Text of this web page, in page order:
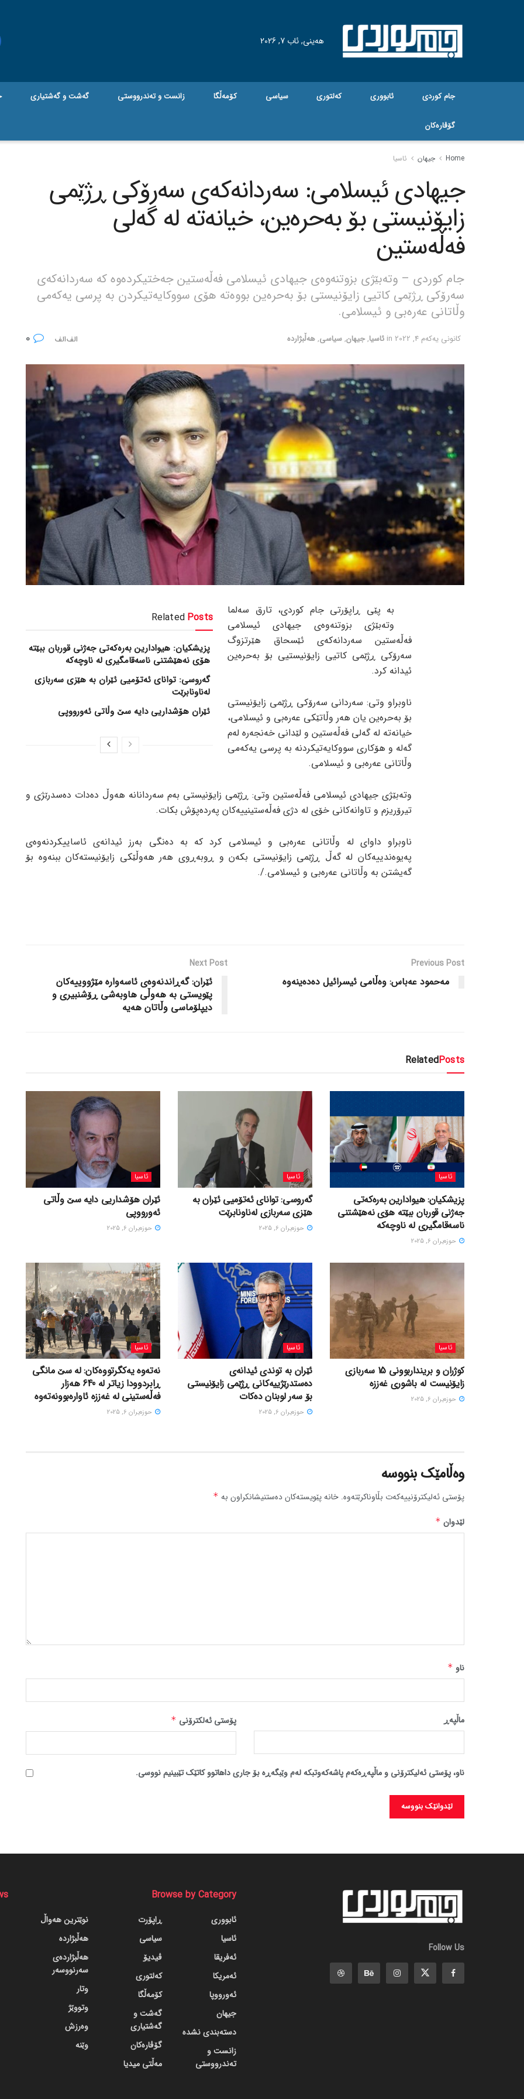
هه‌ینی, ئاب 7, 2026
جام کوردی ئابووری کەلتوری سیاسی کۆمەڵگا زانست و تەندرووستی گه‌شت و گه‌شتیاری
گۆڤاره‌کان
Home جیهان ئاسیا
جیهادی ئیسلامی: سەردانەکەی سەرۆکی ڕژێمی
زایۆنیستی بۆ بەحرەین، خیانەتە لە گەلی
فەڵەستین
جام کوردی – وتەبێژی بزوتنەوەی جیهادی ئیسلامی فەڵەستین جەختیکردەوە کە سەردانەکەی
سەرۆکی ڕژێمی کاتیی زایۆنیستی بۆ بەحرەین بووەتە هۆی سووکایەتیکردن بە پرسی یەکەمی
وڵاتانی عەرەبی و ئیسلامی.
كانونی یه‌كه‌م 4, 2022 in ئاسیا,جیهان,سیاسی,هەڵبژاردە
Related Posts
پزیشکیان: هیوادارین بەرەکەتی جەژنی قوربان ببێتە
هۆی نەهێشتنی ناسەقامگیری لە ناوچەکە
گەروسی: توانای ئەتۆمیی ئێران بە هێزی سەربازی
لەناونابرێت
ئێران هۆشداریی دایە سێ وڵاتی ئەورووپی
بە پێی ڕاپۆرتی جام کوردی، تارق سەلما
وتەبێژی بزوتنەوەی جیهادی ئیسلامی
فەڵەستین سەردانەکەی ئێسحاق هێرتزوگ
سەرۆکی ڕژێمی کاتیی زایۆنیستیی بۆ بەحرەین
ئیدانە کرد.
ناوبراو وتی: سەردانی سەرۆکی ڕژێمی زایۆنیستی
بۆ بەحرەین یان هەر وڵاتێکی عەرەبی و ئیسلامی،
خیانەتە لە گەلی فەڵەستین و لێدانی خەنجەرە لەم
گەلە و هۆکاری سووکایەتیکردنە بە پرسی یەکەمی
وڵاتانی عەرەبی و ئیسلامی.
وتەبێژی جیهادی ئیسلامی فەڵەستین وتی: ڕژێمی زایۆنیستی بەم سەردانانە هەوڵ دەدات دەسدرێژی و
تیرۆریزم و تاوانەکانی خۆی لە دژی فەڵەستینییەکان پەردەپۆش بکات.
ناوبراو داوای لە وڵاتانی عەرەبی و ئیسلامی کرد کە بە دەنگی بەرز ئیدانەی ئاساییکردنەوەی
پەیوەندییەکان لە گەڵ ڕژێمی زایۆنیستی بکەن و ڕوبەڕوی هەر هەوڵێکی زایۆنیستەکان ببنەوە بۆ
گەیشتن بە وڵاتانی عەرەبی و ئیسلامی./.
Previous Post
مەحمود عەباس: وەڵامی ئیسرائیل دەدەینەوە
Next Post
ئێران: گەڕاندنەوەی ئاسەوارە مێژووییەکان
پێویستی بە هەوڵی هاوبەشی ڕۆشنبیری و
دیپلۆماسی وڵاتان هەیە
RelatedPosts
ئاسیا
پزیشکیان: هیوادارین بەرەکەتی
جەژنی قوربان ببێتە هۆی نەهێشتنی
ناسەقامگیری لە ناوچەکە
حوزه‌یران 6, 2025
ئاسیا
گەروسی: توانای ئەتۆمیی ئێران بە
هێزی سەربازی لەناونابرێت
حوزه‌یران 6, 2025
ئاسیا
ئێران هۆشداریی دایە سێ وڵاتی
ئەورووپی
حوزه‌یران 6, 2025
ئاسیا
کوژران و برینداربوونی 15 سەربازی
زایۆنیست لە باشوری غەززە
حوزه‌یران 6, 2025
ئاسیا
ئێران بە توندی ئیدانەی
دەستدرێژییەکانی ڕژێمی زایۆنیستی
بۆ سەر لوبنان دەکات
حوزه‌یران 6, 2025
ئاسیا
نەتەوە یەکگرتووەکان: لە سێ مانگی
ڕابردوودا زیاتر لە 640 هەزار
فەڵەستینی لە غەززە ئاوارەبوونەتەوە
حوزه‌یران 6, 2025
وەڵامێک بنووسە
پۆستی ئەلیکترۆنییەکەت بڵاوناکرێتەوە. خانە پێویستەکان دەستنیشانکراون بە *
لێدوان *
ناو *
پۆستی ئەلکترۆنی * ماڵپه‌ڕ
ناو، پۆستی ئەلیکترۆنی و ماڵپەڕەکەم پاشەکەوتبکە لەم وێبگەڕە بۆ جاری داهاتوو کاتێک تێبینیم نووسی.
Follow Us
Browse by Category
ئابووری
ئاسیا
ئەفریقا
ئەمریکا
ئەورووپا
جیهان
دسته‌بندی نشده
زانست و
تەندرووستی
ڕاپۆرت
سیاسی
ڤیدیۆ
کەلتوری
کۆمەڵگا
گه‌شت و
گه‌شتیاری
گۆڤاره‌کان
مەڵتی میدیا
نوێترین هەواڵ
هەڵبژاردە
هەڵبژاردەی
سەرنووسەر
وتار
وتووێژ
وەرزش
وێنە